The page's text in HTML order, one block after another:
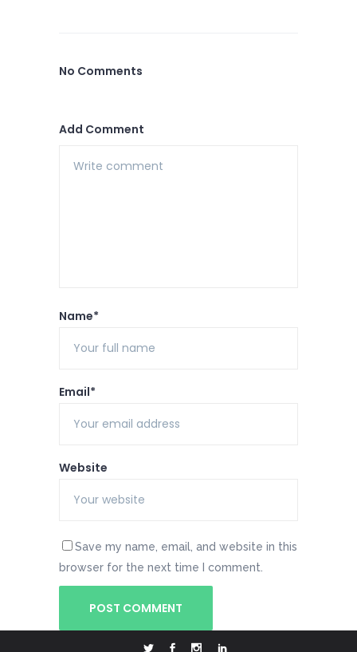
No Comments
Add Comment
Name*
Email*
Website
Save my name, email, and website in this
browser for the next time I comment.